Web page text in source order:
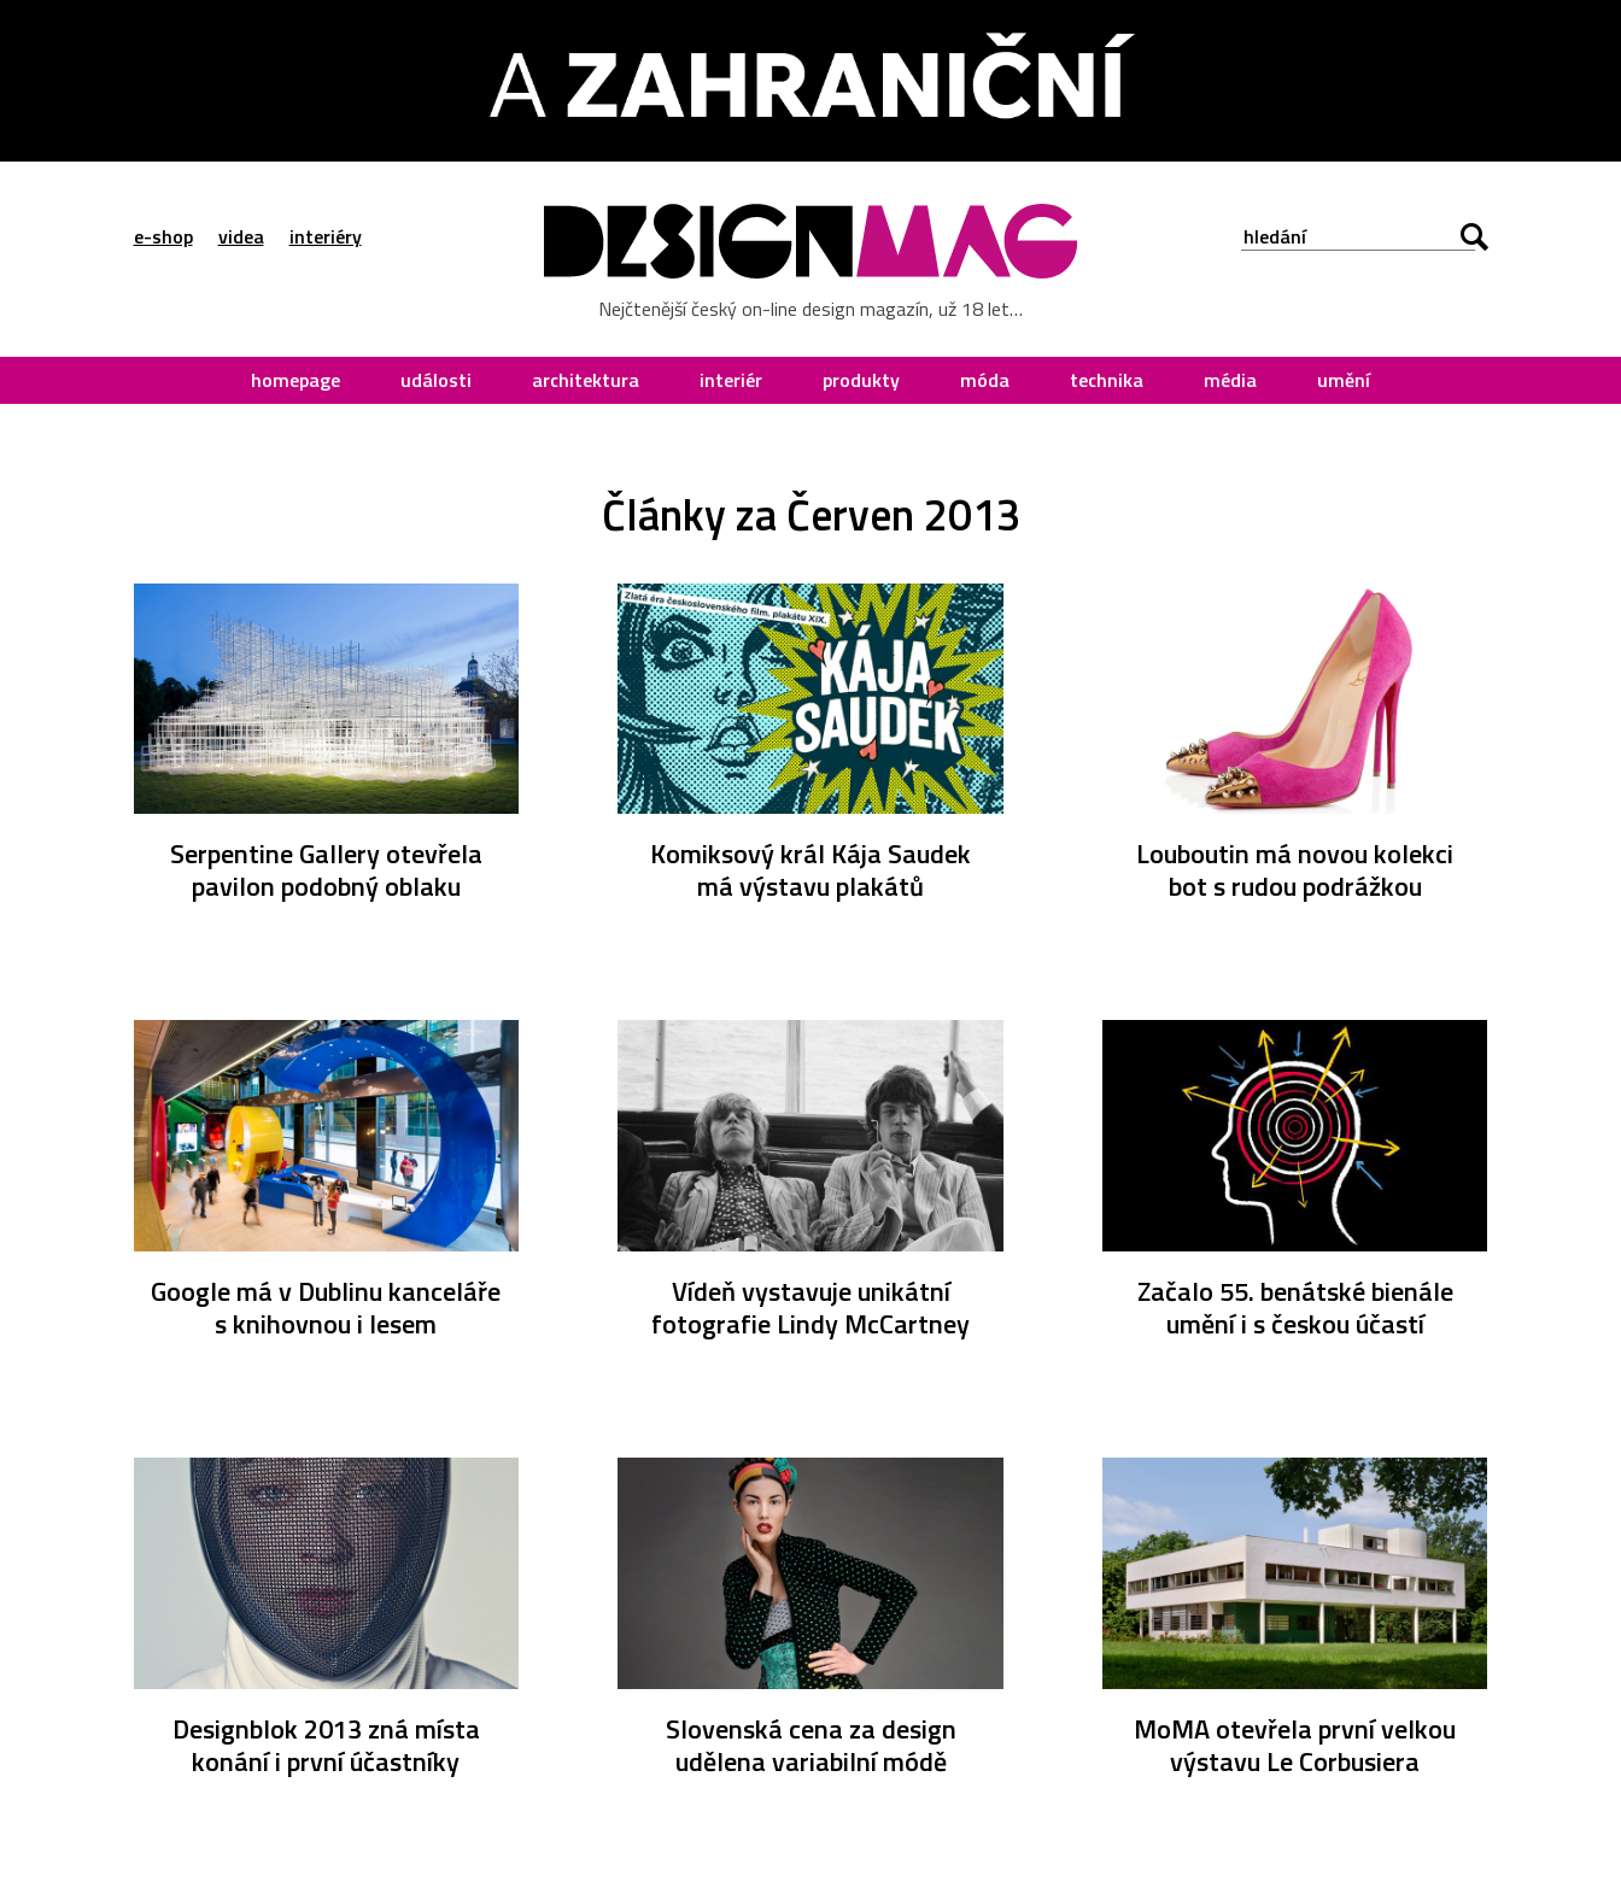
e-shop videa interiéry
Nejčtenější český on-line design magazín, už 18 let…
homepage události architektura interiér produkty móda technika média umění
Články za Červen 2013
Serpentine Gallery otevřela
pavilon podobný oblaku
Komiksový král Kája Saudek
má výstavu plakátů
Louboutin má novou kolekci
bot s rudou podrážkou
Google má v Dublinu kanceláře
s knihovnou i lesem
Vídeň vystavuje unikátní
fotografie Lindy McCartney
Začalo 55. benátské bienále
umění i s českou účastí
Designblok 2013 zná místa
konání i první účastníky
Slovenská cena za design
udělena variabilní módě
MoMA otevřela první velkou
výstavu Le Corbusiera